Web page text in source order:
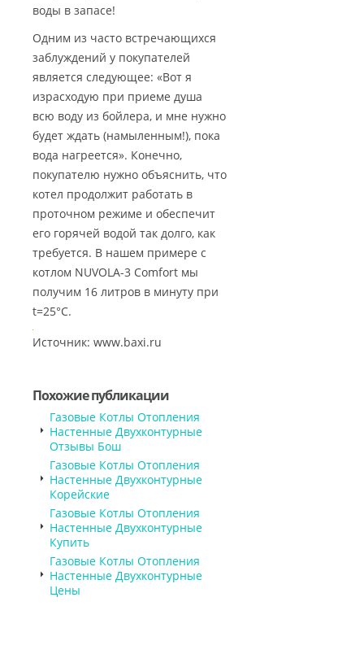
воды в запасе!
Одним из часто встречающихся
заблуждений у покупателей
является следующее: «Вот я
израсходую при приеме душа
всю воду из бойлера, и мне нужно
будет ждать (намыленным!), пока
вода нагреется». Конечно,
покупателю нужно объяснить, что
котел продолжит работать в
проточном режиме и обеспечит
его горячей водой так долго, как
требуется. В нашем примере с
котлом NUVOLA-3 Comfort мы
получим 16 литров в минуту при
t=25°С.
Источник: www.baxi.ru
Похожие публикации
Газовые Котлы Отопления
Настенные Двухконтурные
Отзывы Бош
Газовые Котлы Отопления
Настенные Двухконтурные
Корейские
Газовые Котлы Отопления
Настенные Двухконтурные
Купить
Газовые Котлы Отопления
Настенные Двухконтурные
Цены